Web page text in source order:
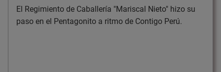
El Regimiento de Caballería "Mariscal Nieto" hizo su
paso en el Pentagonito a ritmo de Contigo Perú.